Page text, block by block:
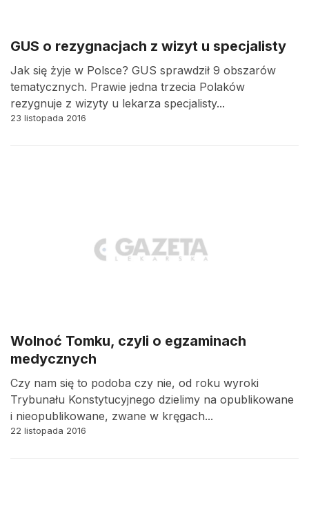
GUS o rezygnacjach z wizyt u specjalisty
Jak się żyje w Polsce? GUS sprawdził 9 obszarów
tematycznych. Prawie jedna trzecia Polaków
rezygnuje z wizyty u lekarza specjalisty...
23 listopada 2016
Wolnoć Tomku, czyli o egzaminach
medycznych
Czy nam się to podoba czy nie, od roku wyroki
Trybunału Konstytucyjnego dzielimy na opublikowane
i nieopublikowane, zwane w kręgach...
22 listopada 2016